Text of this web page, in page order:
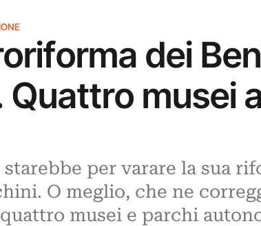
dei
musei
per varare la sua
O meglio, che ne
musei e parchi